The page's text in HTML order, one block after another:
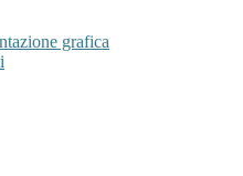
grafica